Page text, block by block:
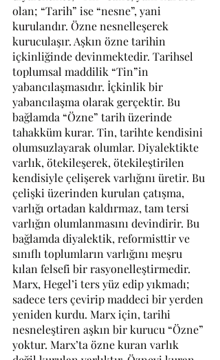
olan; “Tarih” ise “nesne”, yani
kurulandır. Özne nesnelleşerek
kuruculaşır. Aşkın özne tarihin
içkinliğinde devinmektedir. Tarihsel
toplumsal maddilik “Tin”in
yabancılaşmasıdır. İçkinlik bir
yabancılaşma olarak gerçektir. Bu
bağlamda “Özne” tarih üzerinde
tahakküm kurar. Tin, tarihte kendisini
olumsuzlayarak olumlar. Diyalektikte
varlık, ötekileşerek, ötekileştirilen
kendisiyle çelişerek varlığını üretir. Bu
çelişki üzerinden kurulan çatışma,
varlığı ortadan kaldırmaz, tam tersi
varlığın olumlanmasını devindirir. Bu
bağlamda diyalektik, reformisttir ve
sınıflı toplumların varlığını meşru
kılan felsefi bir rasyonelleştirmedir.
Marx, Hegel’i ters yüz edip yıkmadı;
sadece ters çevirip maddeci bir yerden
yeniden kurdu. Marx için, tarihi
nesneleştiren aşkın bir kurucu “Özne”
yoktur. Marx’ta özne kuran varlık